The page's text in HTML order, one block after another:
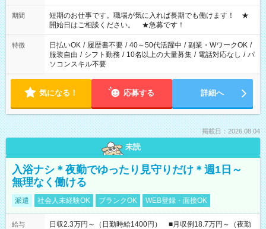
20:00※遅番 ※時間は、固定・選べる施設もあるので、ご希望が
あれば調整できます！ ※シフト制。勤務地により実働時間が異
なります。★家庭の都合でお休みが必要な場合も遠慮なくご相
談ください。
期間
短期のお仕事です。職場が気に入れば長期でも働けます！ ★
開始日はご相談ください。 ★急募です！
特徴 日払いOK / 履歴書不要 / 40～50代活躍中 / 副業・WワークOK /
服装自由 / シフト勤務 / 10名以上の大量募集 / 電話対応なし / パ
ソコンスキル不要
気になる！ 応募する 詳細へ
掲載日：2026.08.04
未読
入浴ナシ＊夜勤でゆったり見守りだけ＊週1日～
無理なく働ける
派遣 社会人未経験OK ブランクOK WEB登録・面接OK
給与
日収2.3万円～（日勤時給1400円） ■月収例18.7万円～（夜勤